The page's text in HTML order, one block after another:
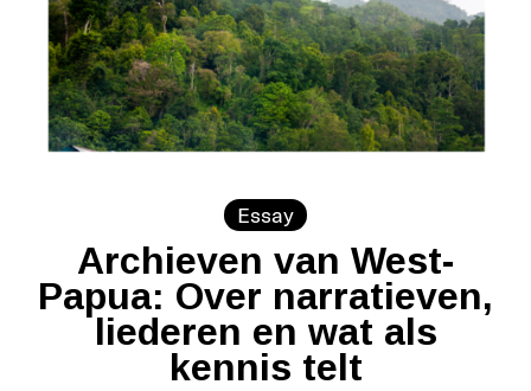
Essay
Archieven van West-
Papua: Over narratieven,
liederen en wat als
kennis telt